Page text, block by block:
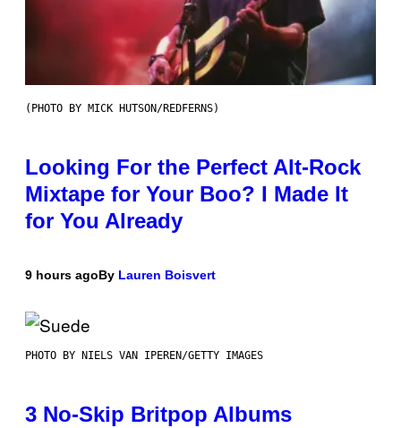
(PHOTO BY MICK HUTSON/REDFERNS)
Looking For the Perfect Alt-Rock
Mixtape for Your Boo? I Made It
for You Already
9 hours agoBy Lauren Boisvert
PHOTO BY NIELS VAN IPEREN/GETTY IMAGES
3 No-Skip Britpop Albums